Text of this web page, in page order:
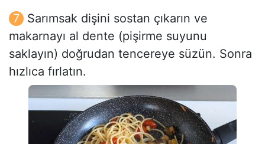
Sarımsak dişini sostan çıkarın ve
makarnayı al dente (pişirme suyunu
saklayın) doğrudan tencereye süzün. Sonra
hızlıca fırlatın.